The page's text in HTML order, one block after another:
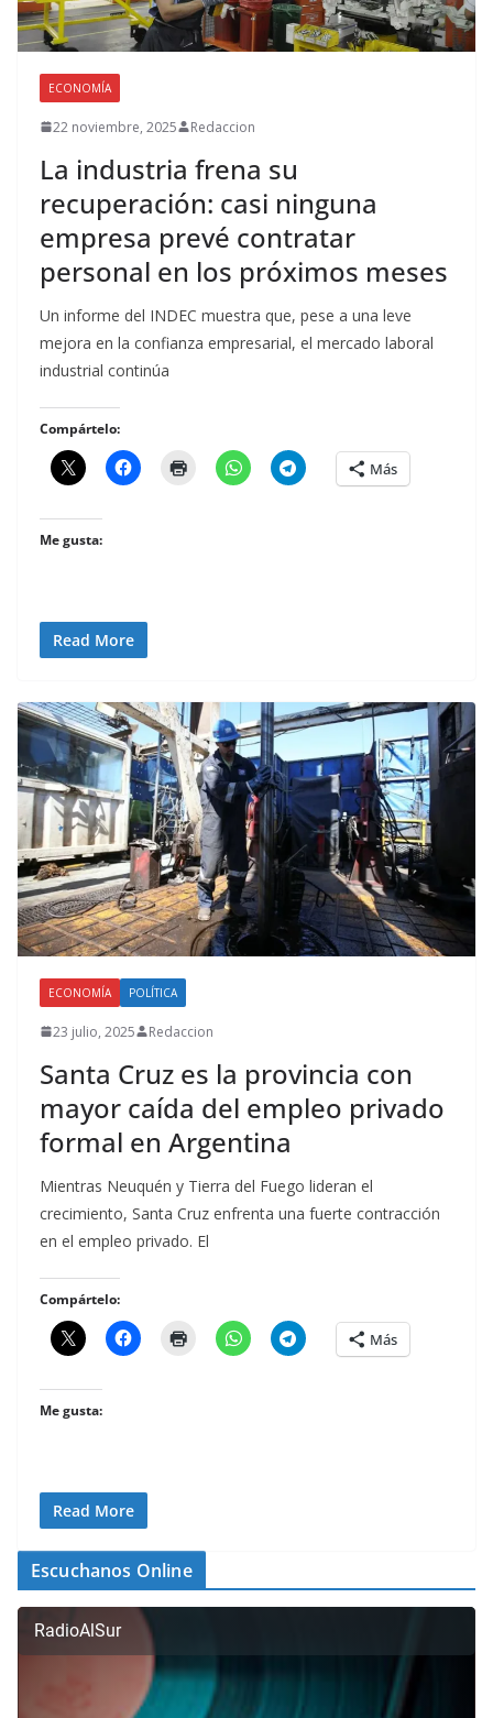
ECONOMÍA
22 noviembre, 2025 Redaccion
La industria frena su
recuperación: casi ninguna
empresa prevé contratar
personal en los próximos meses
Un informe del INDEC muestra que, pese a una leve
mejora en la confianza empresarial, el mercado laboral
industrial continúa
Compártelo:
Más
Me gusta:
Read More
ECONOMÍA POLÍTICA
23 julio, 2025 Redaccion
Santa Cruz es la provincia con
mayor caída del empleo privado
formal en Argentina
Mientras Neuquén y Tierra del Fuego lideran el
crecimiento, Santa Cruz enfrenta una fuerte contracción
en el empleo privado. El
Compártelo:
Más
Me gusta:
Read More
Escuchanos Online